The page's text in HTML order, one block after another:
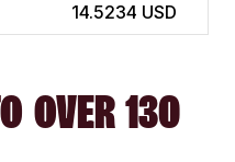
14.5234 USD
OVER 130